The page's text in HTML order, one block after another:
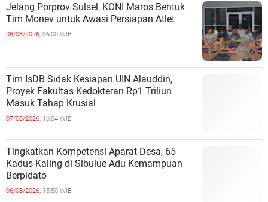
Jelang Porprov Sulsel, KONI Maros Bentuk
Tim Monev untuk Awasi Persiapan Atlet
08/08/2026, 06:00 WIB
Tim IsDB Sidak Kesiapan UIN Alauddin,
Proyek Fakultas Kedokteran Rp1 Triliun
Masuk Tahap Krusial
07/08/2026, 16:04 WIB
Tingkatkan Kompetensi Aparat Desa, 65
Kadus-Kaling di Sibulue Adu Kemampuan
Berpidato
06/08/2026, 15:50 WIB